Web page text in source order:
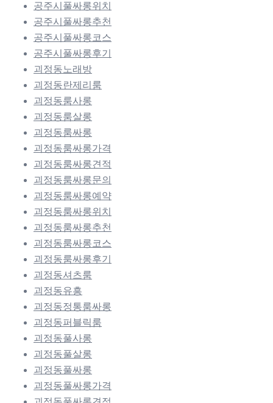
공주시풀싸롱위치
공주시풀싸롱추천
공주시풀싸롱코스
공주시풀싸롱후기
괴정동노래방
괴정동란제리룸
괴정동룸사롱
괴정동룸살롱
괴정동룸싸롱
괴정동룸싸롱가격
괴정동룸싸롱견적
괴정동룸싸롱문의
괴정동룸싸롱예약
괴정동룸싸롱위치
괴정동룸싸롱추천
괴정동룸싸롱코스
괴정동룸싸롱후기
괴정동셔츠룸
괴정동유흥
괴정동정통룸싸롱
괴정동퍼블릭룸
괴정동풀사롱
괴정동풀살롱
괴정동풀싸롱
괴정동풀싸롱가격